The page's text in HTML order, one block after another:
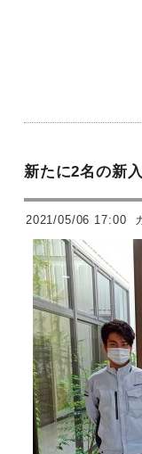
新たに2名の新
2021/05/06 17:00